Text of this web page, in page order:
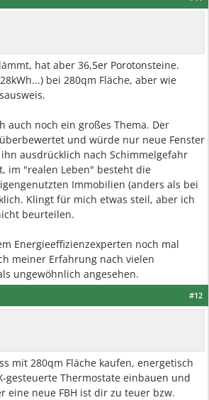
hat aber 36,5er Porotonsteine.
bei 280qm Fläche, aber wie
auch noch ein großes Thema. Der
und würde nur neue Fenster
ausdrücklich nach Schimmelgefahr
im "realen Leben" besteht die
Immobilien (anders als bei
Klingt für mich etwas steil, aber ich
beurteilen.
Energieeffizienzexperten noch mal
meiner Erfahrung nach vielen
ungewöhnlich angesehen.
#12
mit 280qm Fläche kaufen, energetisch
gesteuerte Thermostate einbauen und
eine neue FBH ist dir zu teuer bzw.